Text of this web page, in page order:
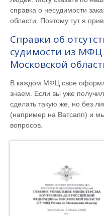
справка о несудимости
области. Поэтому тут я
Справки об
судимости из
Московской
В каждом МФЦ свое
знаем. Если вы уже
сделать такую же, но без
(например на Ватсапп) и
вопросов.